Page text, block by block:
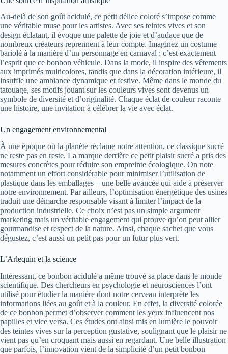
Au-delà de son goût acidulé, ce petit délice coloré s’impose comme
une véritable muse pour les artistes. Avec ses teintes vives et son
design éclatant, il évoque une palette de joie et d’audace que de
nombreux créateurs reprennent à leur compte. Imaginez un costume
bariolé à la manière d’un personnage en carnaval : c’est exactement
l’esprit que ce bonbon véhicule. Dans la mode, il inspire des vêtements
aux imprimés multicolores, tandis que dans la décoration intérieure, il
insuffle une ambiance dynamique et festive. Même dans le monde du
tatouage, ses motifs jouant sur les couleurs vives sont devenus un
symbole de diversité et d’originalité. Chaque éclat de couleur raconte
une histoire, une invitation à célébrer la vie avec éclat.
Un engagement environnemental
À une époque où la planète réclame notre attention, ce classique sucré
ne reste pas en reste. La marque derrière ce petit plaisir sucré a pris des
mesures concrètes pour réduire son empreinte écologique. On note
notamment un effort considérable pour minimiser l’utilisation de
plastique dans les emballages – une belle avancée qui aide à préserver
notre environnement. Par ailleurs, l’optimisation énergétique des usines
traduit une démarche responsable visant à limiter l’impact de la
production industrielle. Ce choix n’est pas un simple argument
marketing mais un véritable engagement qui prouve qu’on peut allier
gourmandise et respect de la nature. Ainsi, chaque sachet que vous
dégustez, c’est aussi un petit pas pour un futur plus vert.
L’Arlequin et la science
Intéressant, ce bonbon acidulé a même trouvé sa place dans le monde
scientifique. Des chercheurs en psychologie et neurosciences l’ont
utilisé pour étudier la manière dont notre cerveau interprète les
informations liées au goût et à la couleur. En effet, la diversité colorée
de ce bonbon permet d’observer comment les yeux influencent nos
papilles et vice versa. Ces études ont ainsi mis en lumière le pouvoir
des teintes vives sur la perception gustative, soulignant que le plaisir ne
vient pas qu’en croquant mais aussi en regardant. Une belle illustration
que parfois, l’innovation vient de la simplicité d’un petit bonbon